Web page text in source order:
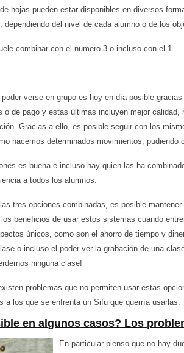
hojas pueden estar disponibles en diversos
dependiendo del nivel de cada alumno o de los
combinar con el numero 3 o incluso con el 1.
verse en grupo es hoy en día posible
o de pago y estas últimas incluyen mejor calidad,
Gracias a ello, es posible seguir con los
hacemos determinados movimientos, pudiendo
es buena e incluso hay quien las ha
a todos los alumnos.
tres opciones combinadas, es posible
beneficios de usar estos sistemas cuando
únicos, como son el ahorro de tiempo y
o incluso el poder ver la grabación de una
ninguna clase!
problemas que no permiten usar estas
a los que se enfrenta un Sifu que querría usarlas.
en algunos casos? Los
En particular pienso que no hay